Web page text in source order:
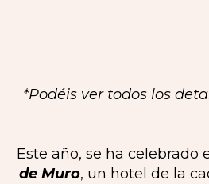
*Podéis ver todos los
Este año, se ha celebrado
de Muro, un hotel de la